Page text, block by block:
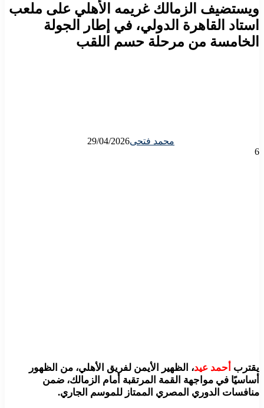
ويستضيف الزمالك غريمه الأهلي على ملعب
استاد القاهرة الدولي، في إطار الجولة
الخامسة من مرحلة حسم اللقب
محمد فتحى29/04/2026
6
يقترب أحمد عيد، الظهير الأيمن لفريق الأهلي، من الظهور
أساسيًا في مواجهة القمة المرتقبة أمام الزمالك، ضمن
منافسات الدوري المصري الممتاز للموسم الجاري.